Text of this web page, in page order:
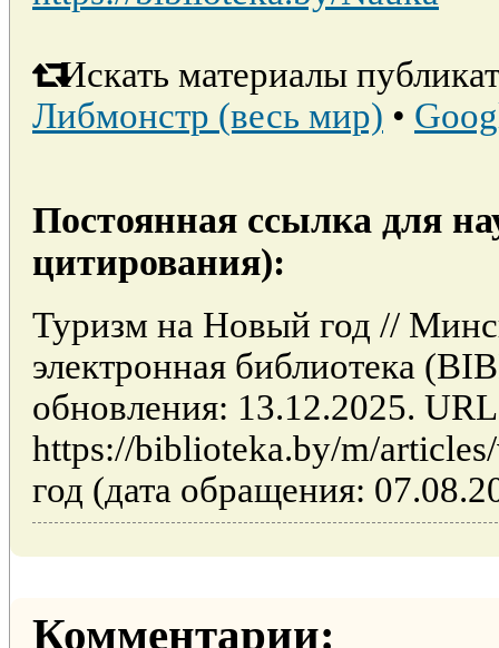
Искать материалы
Либмонстр (весь мир) •
Постоянная ссылка для
цитирования):
Туризм на Новый год //
электронная библиотека
обновления: 13.12.2025.
https://biblioteka.by/m/
год (дата обращения:
Комментарии: